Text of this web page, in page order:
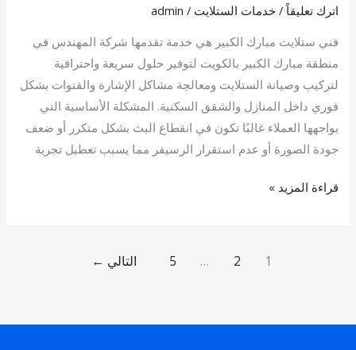
اترك تعليقاً /خدمات الستلايت /
admin
فني ستلايت مبارك الكبير هي خدمة تقدمها شركة المهندس في
منطقة مبارك الكبير بالكويت لتوفير حلول سريعة واحترافية
لتركيب وصيانة الستلايت ومعالجة مشاكل الإشارة والقنوات بشكل
فوري داخل المنازل والشقق السكنية. المشكلة الأساسية التي
يواجهها العملاء غالبًا تكون في انقطاع البث بشكل متكرر أو ضعف
جودة الصورة أو عدم استقرار الرسيفر مما يسبب تعطيل تجربة
قراءة المزيد »
1
2
…
5 التالي ←